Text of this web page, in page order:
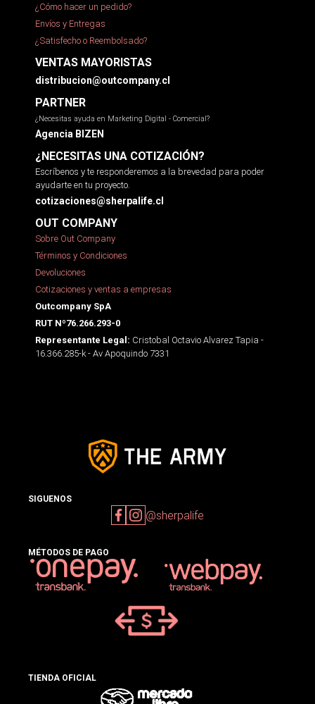
¿Cómo hacer un pedido?
Envíos y Entregas
¿Satisfecho o Reembolsado?
VENTAS MAYORISTAS
distribucion@outcompany.cl
PARTNER
¿Necesitas ayuda en Marketing Digital - Comercial?
Agencia BIZEN
¿NECESITAS UNA COTIZACIÓN?
Escríbenos y te responderemos a la brevedad para poder
ayudarte en tu proyecto.
cotizaciones@sherpalife.cl
OUT COMPANY
Sobre Out Company
Términos y Condiciones
Devoluciones
Cotizaciones y ventas a empresas
Outcompany SpA
RUT Nº76.266.293-0
Representante Legal: Cristobal Octavio Alvarez Tapia -
16.366.285-k - Av Apoquindo 7331
SIGUENOS
@sherpalife
MÉTODOS DE PAGO
TIENDA OFICIAL